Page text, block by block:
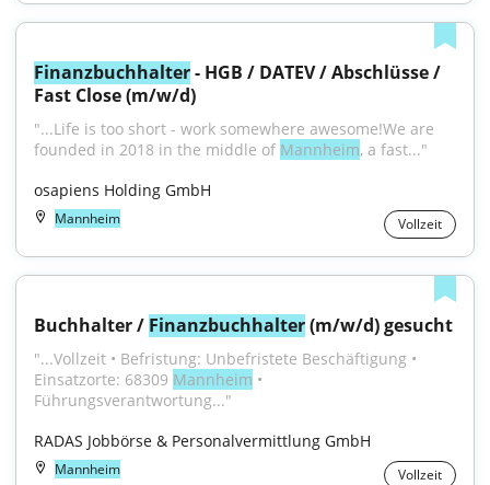
Finanzbuchhalter - HGB / DATEV / Abschlüsse /
Fast Close (m/w/d)
"...Life is too short - work somewhere awesome!We are
founded in 2018 in the middle of Mannheim, a fast..."
osapiens Holding GmbH
Mannheim Vollzeit
Buchhalter / Finanzbuchhalter (m/w/d) gesucht
"...Vollzeit • Befristung: Unbefristete Beschäftigung •
Einsatzorte: 68309 Mannheim •
Führungsverantwortung..."
RADAS Jobbörse & Personalvermittlung GmbH
Mannheim Vollzeit